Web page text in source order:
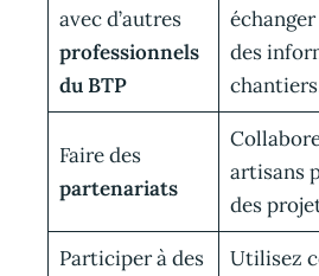
avec d’autres
professionnels
du BTP
des
Faire des
partenariats
artisans
des
Participer à des
Utilisez